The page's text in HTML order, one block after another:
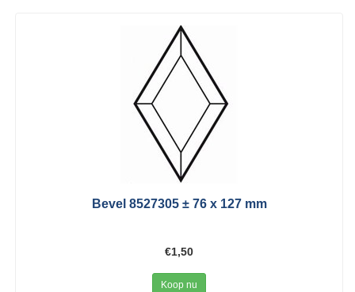
Bevel 8527305 ± 76 x 127 mm
€1,50
Koop nu